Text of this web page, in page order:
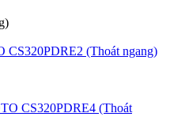
CS320PDRE2 (Thoát ngang)